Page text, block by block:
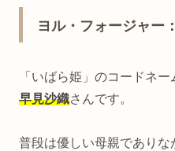
ヨル・フォージャー
「いばら姫」のコードネ
早見沙織さんです。
普段は優しい母親でありな